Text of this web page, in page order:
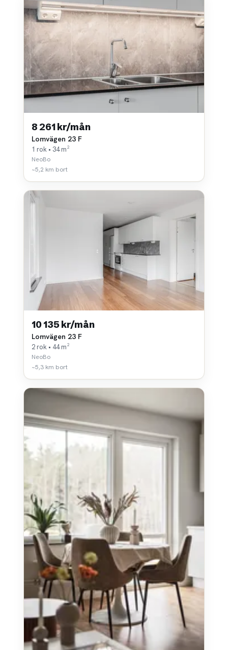
8 261 kr/mån
Lomvägen 23 F
1 rok • 34 m²
NeoBo
~5,2 km bort
10 135 kr/mån
Lomvägen 23 F
2 rok • 44 m²
NeoBo
~5,3 km bort